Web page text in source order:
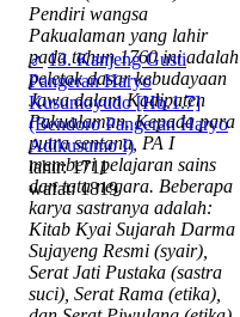
Pendiri wangsa
Pakualaman yang lahir
pada tahun 1760 ini adalah
peletak dasar kebudayaan
Jawa dalam Kadipaten
Pakualaman. Kepada para
putra sentana, PA I
memberi pelajaran sains
dan tata negara. Beberapa
karya sastranya adalah:
Kitab Kyai Sujarah Darma
Sujayeng Resmi (syair),
Serat Jati Pustaka (sastra
suci), Serat Rama (etika),
♂ 13. Kanjeng Gusti
Pangeran Haryo
Kusumoyudo [Hb.1.7]
(Bendoro Pangeran Haryo
Adikusumo I)
lahir: 1711
wafat: 1819